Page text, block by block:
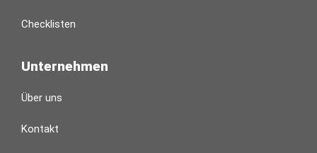
Checklisten
Unternehmen
Über uns
Kontakt